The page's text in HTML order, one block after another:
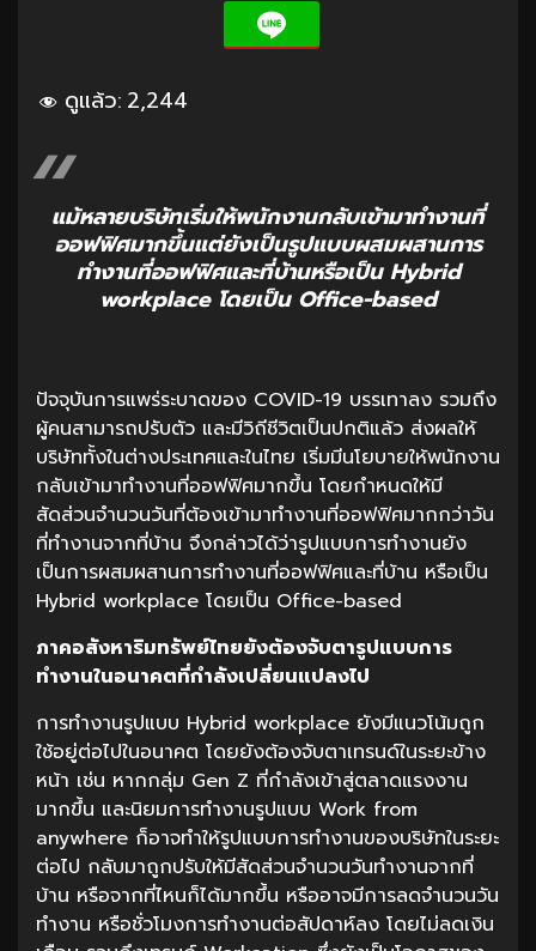
ดูแล้ว: 2,244
แม้หลายบริษัทเริ่มให้พนักงานกลับเข้ามาทำงานที่
ออฟฟิศมากขึ้นแต่ยังเป็นรูปแบบผสมผสานการ
ทำงานที่ออฟฟิศและที่บ้านหรือเป็น Hybrid
workplace โดยเป็น Office-based
ปัจจุบันการแพร่ระบาดของ COVID-19 บรรเทาลง รวมถึง
ผู้คนสามารถปรับตัว และมีวิถีชีวิตเป็นปกติแล้ว ส่งผลให้
บริษัททั้งในต่างประเทศและในไทย เริ่มมีนโยบายให้พนักงาน
กลับเข้ามาทำงานที่ออฟฟิศมากขึ้น โดยกำหนดให้มี
สัดส่วนจำนวนวันที่ต้องเข้ามาทำงานที่ออฟฟิศมากกว่าวัน
ที่ทำงานจากที่บ้าน จึงกล่าวได้ว่ารูปแบบการทำงานยัง
เป็นการผสมผสานการทำงานที่ออฟฟิศและที่บ้าน หรือเป็น
Hybrid workplace โดยเป็น Office-based
ภาคอสังหาริมทรัพย์ไทยยังต้องจับตารูปแบบการ
ทำงานในอนาคตที่กำลังเปลี่ยนแปลงไป
การทำงานรูปแบบ Hybrid workplace ยังมีแนวโน้มถูก
ใช้อยู่ต่อไปในอนาคต โดยยังต้องจับตาเทรนด์ในระยะข้าง
หน้า เช่น หากกลุ่ม Gen Z ที่กำลังเข้าสู่ตลาดแรงงาน
มากขึ้น และนิยมการทำงานรูปแบบ Work from
anywhere ก็อาจทำให้รูปแบบการทำงานของบริษัทในระยะ
ต่อไป กลับมาถูกปรับให้มีสัดส่วนจำนวนวันทำงานจากที่
บ้าน หรือจากที่ไหนก็ได้มากขึ้น หรืออาจมีการลดจำนวนวัน
ทำงาน หรือชั่วโมงการทำงานต่อสัปดาห์ลง โดยไม่ลดเงิน